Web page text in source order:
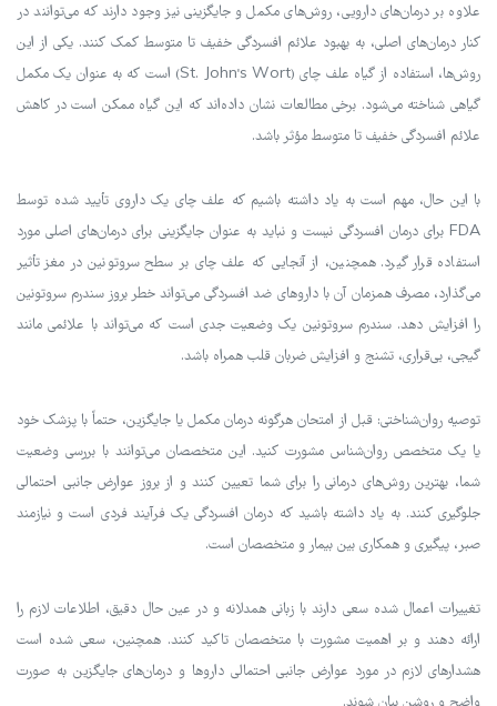
علاوه بر درمان‌های دارویی، روش‌های مکمل و جایگزینی نیز وجود دارند که می‌توانند در
کنار درمان‌های اصلی، به بهبود علائم افسردگی خفیف تا متوسط کمک کنند. یکی از این
روش‌ها، استفاده از گیاه علف چای (St. John's Wort) است که به عنوان یک مکمل
گیاهی شناخته می‌شود. برخی مطالعات نشان داده‌اند که این گیاه ممکن است در کاهش
علائم افسردگی خفیف تا متوسط مؤثر باشد.
با این حال، مهم است به یاد داشته باشیم که علف چای یک داروی تأیید شده توسط
FDA برای درمان افسردگی نیست و نباید به عنوان جایگزینی برای درمان‌های اصلی مورد
استفاده قرار گیرد. همچنین، از آنجایی که علف چای بر سطح سروتونین در مغز تأثیر
می‌گذارد، مصرف همزمان آن با داروهای ضد افسردگی می‌تواند خطر بروز سندرم سروتونین
را افزایش دهد. سندرم سروتونین یک وضعیت جدی است که می‌تواند با علائمی مانند
گیجی، بی‌قراری، تشنج و افزایش ضربان قلب همراه باشد.
توصیه روان‌شناختی: قبل از امتحان هرگونه درمان مکمل یا جایگزین، حتماً با پزشک خود
یا یک متخصص روان‌شناس مشورت کنید. این متخصصان می‌توانند با بررسی وضعیت
شما، بهترین روش‌های درمانی را برای شما تعیین کنند و از بروز عوارض جانبی احتمالی
جلوگیری کنند. به یاد داشته باشید که درمان افسردگی یک فرآیند فردی است و نیازمند
صبر، پیگیری و همکاری بین بیمار و متخصصان است.
تغییرات اعمال شده سعی دارند با زبانی همدلانه و در عین حال دقیق، اطلاعات لازم را
ارائه دهند و بر اهمیت مشورت با متخصصان تاکید کنند. همچنین، سعی شده است
هشدارهای لازم در مورد عوارض جانبی احتمالی داروها و درمان‌های جایگزین به صورت